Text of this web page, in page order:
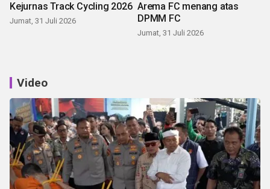
Kejurnas Track Cycling 2026
Jumat, 31 Juli 2026
Arema FC menang atas
DPMM FC
Jumat, 31 Juli 2026
Video